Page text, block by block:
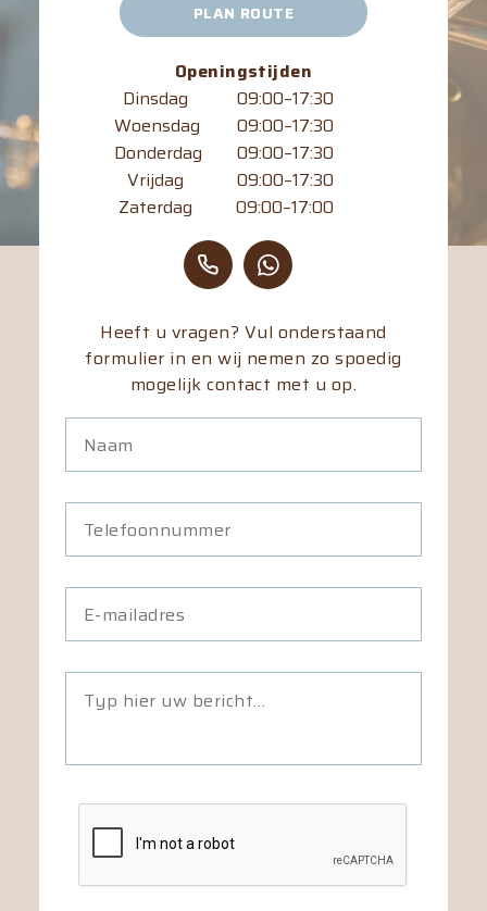
PLAN ROUTE
Openingstijden
Dinsdag
09:00–17:30
Woensdag
09:00–17:30
Donderdag
09:00–17:30
Vrijdag
09:00–17:30
Zaterdag
09:00–17:00
Heeft u vragen? Vul onderstaand
formulier in en wij nemen zo spoedig
mogelijk contact met u op.